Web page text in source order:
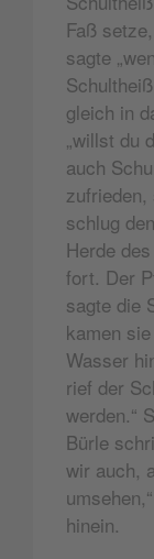
Faß
sagte
gleich in
„willst du
auch
schlug
Herde
fort. Der
sagte die
kamen
Wasser
rief der
werden.“
Bürle
wir auch,
hinein.